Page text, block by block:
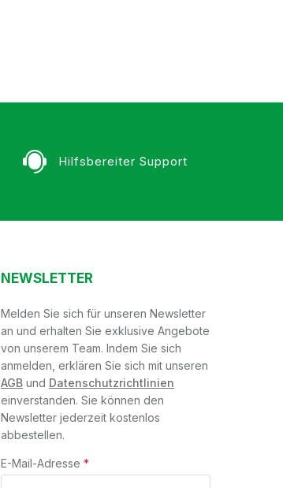
Hilfsbereiter Support
NEWSLETTER
Melden Sie sich für unseren Newsletter
an und erhalten Sie exklusive Angebote
von unserem Team. Indem Sie sich
anmelden, erklären Sie sich mit unseren
AGB und Datenschutzrichtlinien
einverstanden. Sie können den
Newsletter jederzeit kostenlos
abbestellen.
E-Mail-Adresse *